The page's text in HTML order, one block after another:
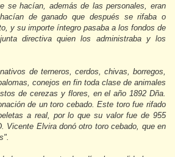
se hacían, además de las personales, eran
de ganado que después se rifaba o
y su importe íntegro pasaba a los fondos de
directiva quien los administraba y los
de terneros, cerdos, chivas, borregos,
conejos en fin toda clase de animales
de cerezas y flores, en el año 1892 Dña.
de un toro cebado. Este toro fue rifado
a real, por lo que su valor fue de 955
Vicente Elvira donó otro toro cebado, que en